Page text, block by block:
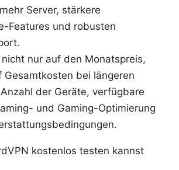
Server, stärkere
Features und robusten
nur auf den Monatspreis,
Gesamtkosten bei längeren
der Geräte, verfügbare
und Gaming-Optimierung
kostenlos testen kannst